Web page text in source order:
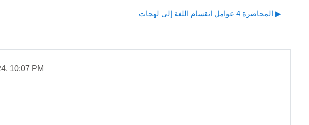
المحاضرة 4 عوامل انقسام اللغة إلى لهجات ▶︎
10:07 PM